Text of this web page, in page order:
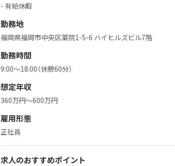
- 有給休暇
勤務地
福岡県福岡市中央区薬院1-5-6 ハイヒルズビル7階
勤務時間
9:00〜18:00（休憩60分）
想定年収
360万円〜600万円
雇用形態
正社員
求人のおすすめポイント